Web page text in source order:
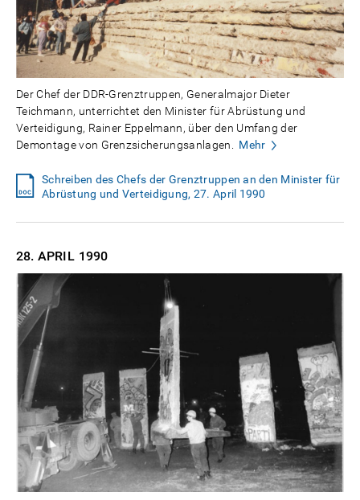
Der Chef der DDR-Grenztruppen, Generalmajor Dieter
Teichmann, unterrichtet den Minister für Abrüstung und
Verteidigung, Rainer Eppelmann, über den Umfang der
Demontage von Grenzsicherungsanlagen.
Mehr
Schreiben des Chefs der Grenztruppen an den Minister für
Abrüstung und Verteidigung, 27. April 1990
28. APRIL 1990